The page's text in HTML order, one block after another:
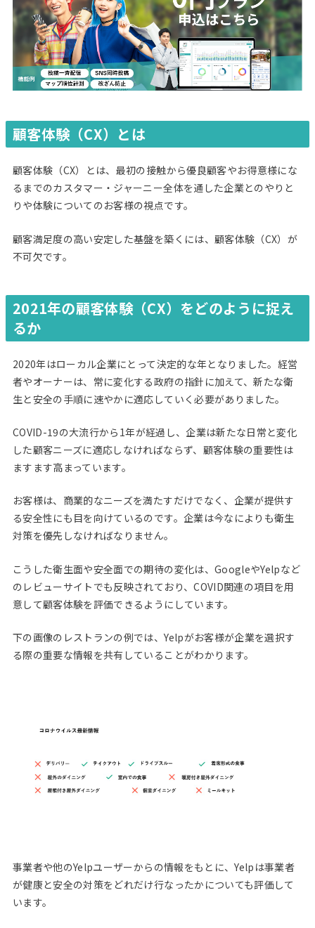
顧客体験（CX）とは
顧客体験（CX）とは、最初の接触から優良顧客やお得意様にな
るまでのカスタマー・ジャーニー全体を通した企業とのやりと
りや体験についてのお客様の視点です。
顧客満足度の高い安定した基盤を築くには、顧客体験（CX）が
不可欠です。
2021年の顧客体験（CX）をどのように捉え
るか
2020年はローカル企業にとって決定的な年となりました。経営
者やオーナーは、常に変化する政府の指針に加えて、新たな衛
生と安全の手順に速やかに適応していく必要がありました。
COVID-19の大流行から1年が経過し、企業は新たな日常と変化
した顧客ニーズに適応しなければならず、顧客体験の重要性は
ますます高まっています。
お客様は、商業的なニーズを満たすだけでなく、企業が提供す
る安全性にも目を向けているのです。企業は今なによりも衛生
対策を優先しなければなりません。
こうした衛生面や安全面での期待の変化は、GoogleやYelpなど
のレビューサイトでも反映されており、COVID関連の項目を用
意して顧客体験を評価できるようにしています。
下の画像のレストランの例では、Yelpがお客様が企業を選択す
る際の重要な情報を共有していることがわかります。
事業者や他のYelpユーザーからの情報をもとに、Yelpは事業者
が健康と安全の対策をどれだけ行なったかについても評価して
います。